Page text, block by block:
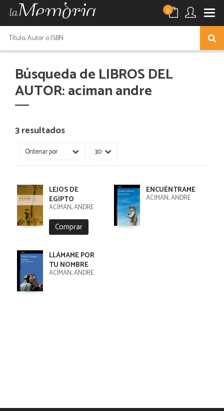
0
Búsqueda de LIBROS DEL
AUTOR: aciman andre
3 resultados
LEJOS DE
EGIPTO
ACIMAN, ANDRÉ
Comprar
ENCUÉNTRAME
ACIMAN, ANDRÉ
LLÁMAME POR
TU NOMBRE
ACIMAN, ANDRE